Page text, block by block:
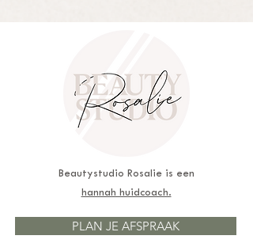
Beautystudio Rosalie is een
hannah huidcoach.
PLAN JE AFSPRAAK